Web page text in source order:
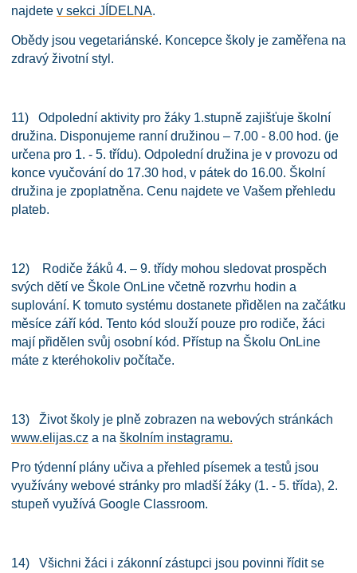
najdete v sekci JÍDELNA.
Obědy jsou vegetariánské. Koncepce školy je zaměřena na
zdravý životní styl.
11) Odpolední aktivity pro žáky 1.stupně zajišťuje školní
družina. Disponujeme ranní družinou – 7.00 - 8.00 hod. (je
určena pro 1. - 5. třídu). Odpolední družina je v provozu od
konce vyučování do 17.30 hod, v pátek do 16.00. Školní
družina je zpoplatněna. Cenu najdete ve Vašem přehledu
plateb.
12) Rodiče žáků 4. – 9. třídy mohou sledovat prospěch
svých dětí ve Škole OnLine včetně rozvrhu hodin a
suplování. K tomuto systému dostanete přidělen na začátku
měsíce září kód. Tento kód slouží pouze pro rodiče, žáci
mají přidělen svůj osobní kód. Přístup na Školu OnLine
máte z kteréhokoliv počítače.
13) Život školy je plně zobrazen na webových stránkách
www.elijas.cz a na školním instagramu.
Pro týdenní plány učiva a přehled písemek a testů jsou
využívány webové stránky pro mladší žáky (1. - 5. třída), 2.
stupeň využívá Google Classroom.
14) Všichni žáci i zákonní zástupci jsou povinni řídit se